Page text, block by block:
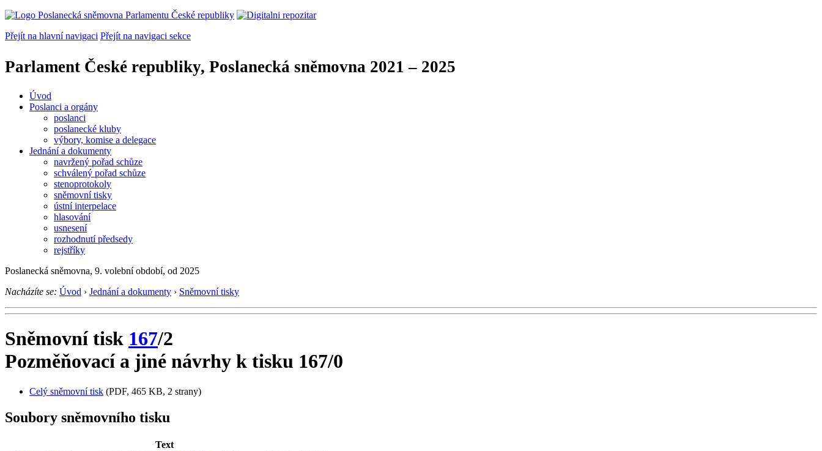
Přejít na hlavní navigaci Přejít na navigaci sekce
Parlament České republiky, Poslanecká sněmovna 2021 – 2025
Úvod
Poslanci a orgány
poslanci
poslanecké kluby
výbory, komise a delegace
Jednání a dokumenty
navržený pořad schůze
schválený pořad schůze
stenoprotokoly
sněmovní tisky
ústní interpelace
hlasování
usnesení
rozhodnutí předsedy
rejstříky
Poslanecká sněmovna, 9. volební období, od 2025
Nacházíte se: Úvod › Jednání a dokumenty › Sněmovní tisky
Sněmovní tisk 167/2
Pozměňovací a jiné návrhy k tisku 167/0
Celý sněmovní tisk (PDF, 465 KB, 2 strany)
Soubory sněmovního tisku
Text